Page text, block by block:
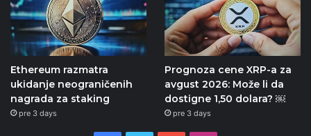
Ethereum razmatra
ukidanje neograničenih
nagrada za staking
pre 3 days
Prognoza cene XRP-a za
avgust 2026: Može li da
dostigne 1,50 dolara? ￼
pre 3 days